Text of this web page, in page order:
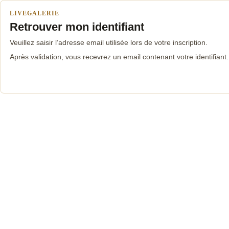
LIVEGALERIE
Retrouver mon identifiant
Veuillez saisir l’adresse email utilisée lors de votre inscription.
Après validation, vous recevrez un email contenant votre identifiant.